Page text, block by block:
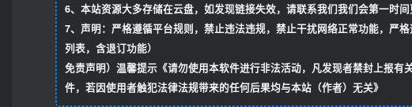
6、本站资源大多存储在云盘，如发现链接失效，请联系我们我们会第一时间
7、声明：严格遵循平台规则，禁止违法违规，禁止干扰网络正常功能，严
列表，含退订功能）
免责声明）温馨提示《请勿使用本软件进行非法活动，凡发现者禁封上报
件，若因使用者触犯法律法规带来的任何后果均与本站（作者）无关》